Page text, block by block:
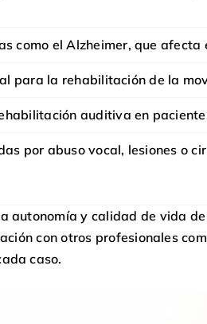
como el Alzheimer, que
para la rehabilitación de la
auditiva en
por abuso vocal, lesiones o
autonomía y calidad de vida
con otros profesionales
caso.